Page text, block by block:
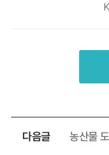
다음글